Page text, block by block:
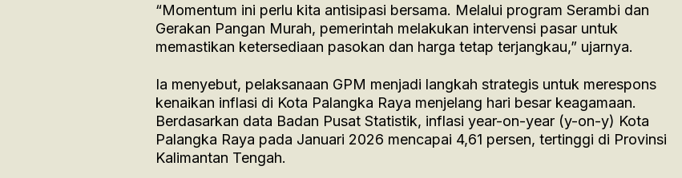
“Momentum ini perlu kita antisipasi bersama. Melalui program Serambi dan
Gerakan Pangan Murah, pemerintah melakukan intervensi pasar untuk
memastikan ketersediaan pasokan dan harga tetap terjangkau,” ujarnya.
Ia menyebut, pelaksanaan GPM menjadi langkah strategis untuk merespons
kenaikan inflasi di Kota Palangka Raya menjelang hari besar keagamaan.
Berdasarkan data Badan Pusat Statistik, inflasi year-on-year (y-on-y) Kota
Palangka Raya pada Januari 2026 mencapai 4,61 persen, tertinggi di Provinsi
Kalimantan Tengah.